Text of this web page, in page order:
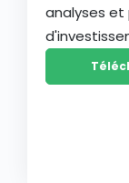
analyses et